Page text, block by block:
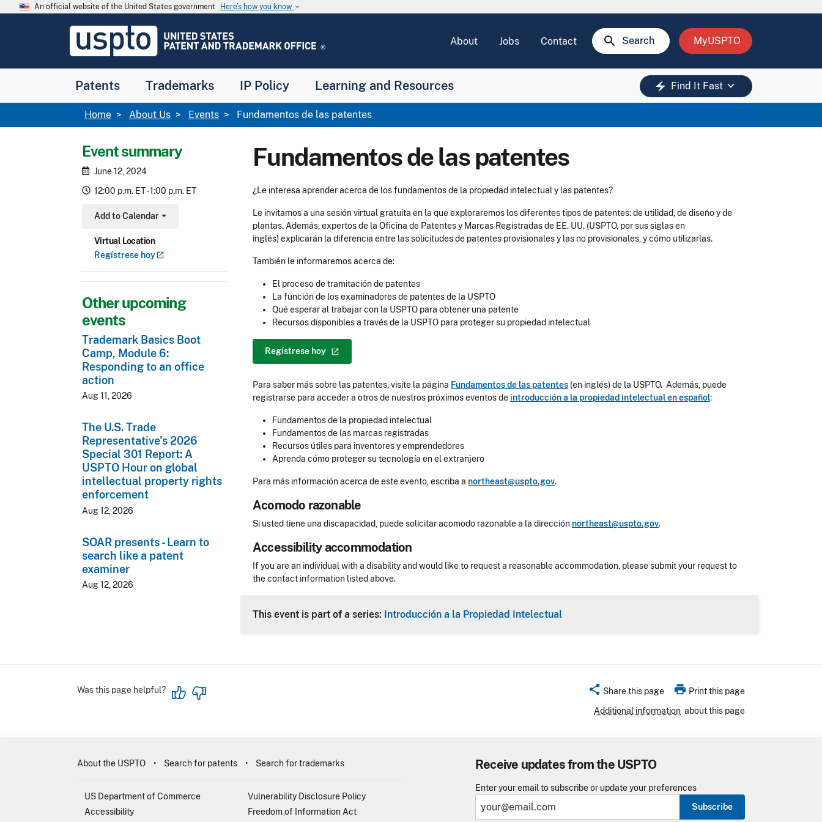
Skip to main content
An official website of the United States government Here’s how you know keyboard_arrow_down
USPTO
United
and
Office
About Jobs Contact search Search MyUSPTO
Patents Trademarks IP Policy Learning and Resources electric_bolt Find It Fast keyboard_arrow_down
Breadcrumb
Home About Us Events Fundamentos de las patentes
Event summary
June 12, 2024
12:00 p.m. ET - 1:00 p.m. ET
Add to Calendar
Toggle Dropdown
Virtual Location
Regístrese hoy
Other upcoming
events
Trademark Basics Boot
Camp, Module 6:
Responding to an office
action
Aug 11, 2026
The U.S. Trade
Representative's 2026
Special 301 Report: A
USPTO Hour on global
intellectual property rights
enforcement
Aug 12, 2026
SOAR presents - Learn to
search like a patent
examiner
Aug 12, 2026
Fundamentos de las patentes
¿Le interesa aprender acerca de los fundamentos de la propiedad intelectual y las patentes?
Le invitamos a una sesión virtual gratuita en la que exploraremos los diferentes tipos de patentes: de utilidad, de diseño y de
plantas. Además, expertos de la Oficina de Patentes y Marcas Registradas de EE. UU. (USPTO, por sus siglas en
inglés) explicarán la diferencia entre las solicitudes de patentes provisionales y las no provisionales, y cómo utilizarlas.
También le informaremos acerca de:
El proceso de tramitación de patentes
La función de los examinadores de patentes de la USPTO
Qué esperar al trabajar con la USPTO para obtener una patente
Recursos disponibles a través de la USPTO para proteger su propiedad intelectual
Regístrese hoy
Para saber más sobre las patentes, visite la página Fundamentos de las patentes (en inglés) de la USPTO. Además, puede
registrarse para acceder a otros de nuestros próximos eventos de introducción a la propiedad intelectual en español:
Fundamentos de la propiedad intelectual
Fundamentos de las marcas registradas
Recursos útiles para inventores y emprendedores
Aprenda cómo proteger su tecnología en el extranjero
Para más información acerca de este evento, escriba a northeast@uspto.gov.
Acomodo razonable
Si usted tiene una discapacidad, puede solicitar acomodo razonable a la dirección northeast@uspto.gov.
Accessibility accommodation
Accessibility
If you are an individual with a disability and would like to request a reasonable accommodation, please submit your request to
the contact information listed above.
This event is part of a series: Introducción a la Propiedad Intelectual
Was this page helpful? share Share this page print Print this page
Additional information about this page
Receive updates from the USPTO
Enter your email to subscribe or update your preferences
Subscribe
About the USPTO Search for patents Search for trademarks
US Department of Commerce
Accessibility
Vulnerability Disclosure Policy
Freedom of Information Act